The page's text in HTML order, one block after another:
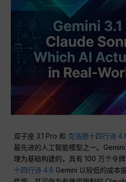
双子座 3.1 Pro 和 克洛德十四行诗
最先进的人工智能模型之一。
理为基础构建的，具有 100 万个令
十四行诗 4.6 Gemini 以较低的成本